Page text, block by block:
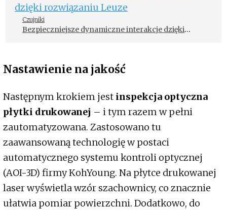
Czujniki
Bezpieczniejsze dynamiczne interakcje dzięki
Nastawienie na jakość
Następnym krokiem jest inspekcja optyczna
płytki drukowanej – i tym razem w pełni
zautomatyzowana. Zastosowano tu
zaawansowaną technologię w postaci
automatycznego systemu kontroli optycznej
(AOI-3D) firmy KohYoung. Na płytce drukowanej
laser wyświetla wzór szachownicy, co znacznie
ułatwia pomiar powierzchni. Dodatkowo, do